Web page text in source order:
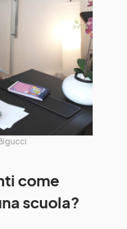
come
scuola?